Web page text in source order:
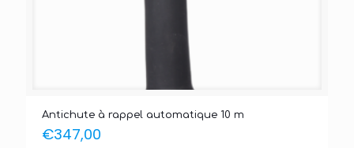
Antichute à rappel automatique 10 m
€347,00